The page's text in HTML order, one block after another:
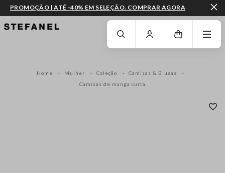
IR PARA O CONTEÚDO PRINCIPAL DESÇA ATÉ AO FIM DA PÁGINA
PROMOÇÃO | ATÉ -40% EM SELEÇÃO. COMPRAR AGORA
Home Mulher Coleção
Camisas & Blusas
Camisas de manga curta